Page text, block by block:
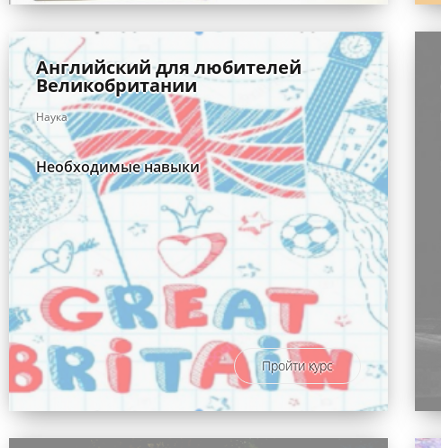
Английский для любителей
Великобритании
Наука
Необходимые навыки
Пройти курс